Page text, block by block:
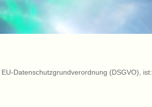
Datenschutzgrundverordnung (DSGVO), ist: